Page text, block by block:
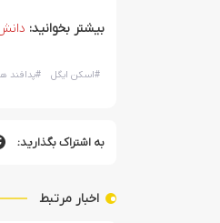
بیشتر بخوانید:
#اسکن ایگل #پدافند
به اشتراک بگذارید:
اخبار مرتبط